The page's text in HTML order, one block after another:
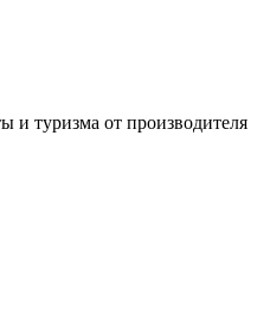
и туризма от производителя